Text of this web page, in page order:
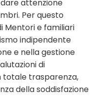
attenzione
Per questo
Mentori e familiari
indipendente
e nella gestione
di
totale trasparenza,
della soddisfazione